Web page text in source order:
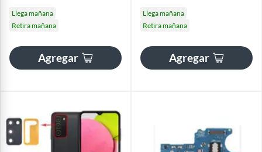
Llega mañana
Retira mañana
Agregar
Llega mañana
Retira mañana
Agregar